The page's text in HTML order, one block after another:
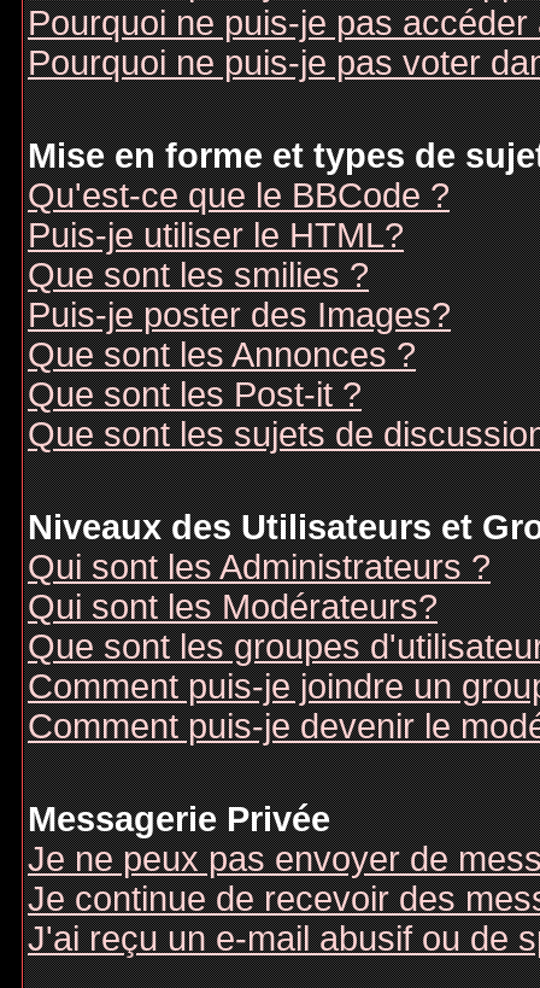
Pourquoi ne puis-je pas accéder
Pourquoi ne puis-je pas voter
Mise en forme et types de
Qu'est-ce que le BBCode ?
Puis-je utiliser le HTML?
Que sont les smilies ?
Puis-je poster des Images?
Que sont les Annonces ?
Que sont les Post-it ?
Que sont les sujets de
Niveaux des Utilisateurs et
Qui sont les Administrateurs ?
Qui sont les Modérateurs?
Que sont les groupes
Comment puis-je joindre un
Comment puis-je devenir le
Messagerie Privée
Je ne peux pas envoyer de
Je continue de recevoir des
J'ai reçu un e-mail abusif ou de